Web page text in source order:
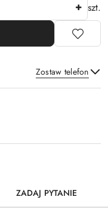
szt.
Zostaw telefon
ZADAJ PYTANIE